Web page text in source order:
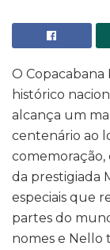
O
histórico
alcança um
centenário ao
comemoração,
da prestigiada
especiais que
partes do
nomes e Nello